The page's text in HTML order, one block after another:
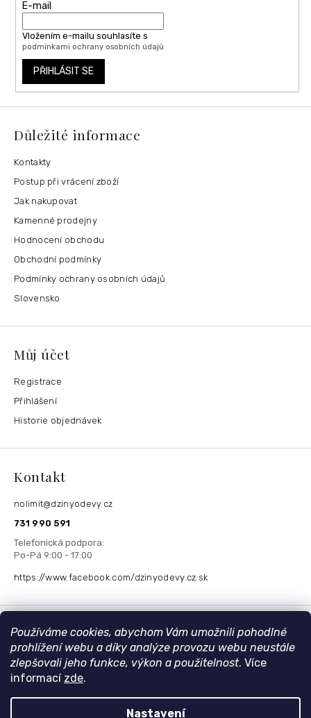
Používáme cookies, abychom Vám umožnili pohodlné
prohlížení webu a díky analýze provozu webu neustále
zlepšovali jeho funkce, výkon a použitelnost. Více
informací zde.
Nastavení
E-mail
Vložením e-mailu souhlasíte s
podmínkami ochrany osobních údajů
PŘIHLÁSIT SE
Důležité informace
Kontakty
Postup při vrácení zboží
Jak nakupovat
Kamenné prodejny
Hodnocení obchodu
Obchodní podmínky
Podmínky ochrany osobních údajů
Slovensko
Můj účet
Registrace
Přihlášení
Historie objednávek
Kontakt
nolimit@dzinyodevy.cz
731 990 591
https://www.facebook.com/dzinyodevy.cz.sk
Přijímáme online platby